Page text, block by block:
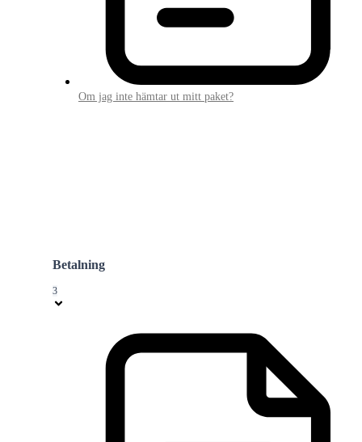
Om jag inte hämtar ut mitt paket?
Betalning
3